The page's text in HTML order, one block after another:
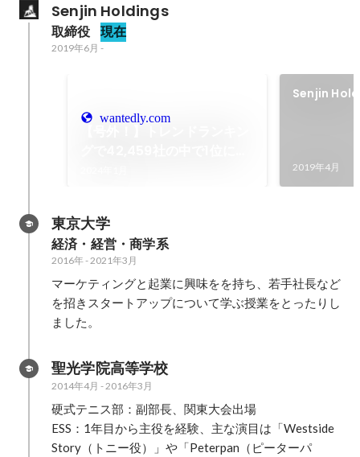
Senjin Holdings
取締役 現在
2019年6月 -
wantedly.com
Senjin
2019年4月
東京大学
経済・経営・商学系
2016年-2021年3月
マーケティングと起業に興味をを持ち、若手社長など
を招きスタートアップについて学ぶ授業をとったりし
ました。
聖光学院高等学校
2014年4月 -2016年3月
硬式テニス部：副部長、関東大会出場
ESS：1年目から主役を経験、主な演目は「Westside
Story（トニー役）」や「Peterpan（ピーターパ